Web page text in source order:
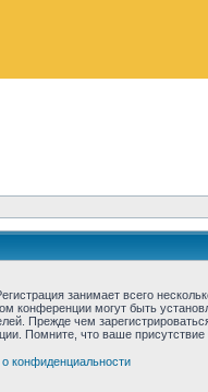
занимает всего
конференции могут быть
Прежде чем
Помните, что ваше
конфиденциальности